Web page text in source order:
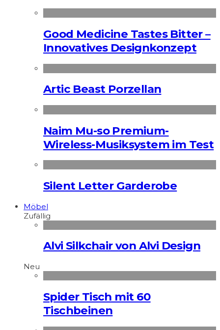
Good Medicine Tastes Bitter –
Innovatives Designkonzept
Artic Beast Porzellan
Naim Mu-so Premium-
Wireless-Musiksystem im Test
Silent Letter Garderobe
Möbel
Zufällig
Alvi Silkchair von Alvi Design
Neu
Spider Tisch mit 60
Tischbeinen